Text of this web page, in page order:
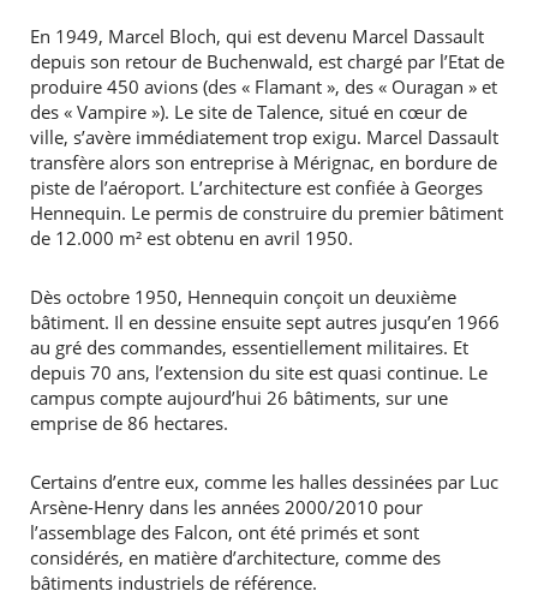
RECHERCHER ...
En 1949, Marcel Bloch, qui est devenu Marcel Dassault
depuis son retour de Buchenwald, est chargé par l’Etat de
produire 450 avions (des « Flamant », des « Ouragan » et
des « Vampire »). Le site de Talence, situé en cœur de
ville, s’avère immédiatement trop exigu. Marcel Dassault
transfère alors son entreprise à Mérignac, en bordure de
piste de l’aéroport. L’architecture est confiée à Georges
Hennequin. Le permis de construire du premier bâtiment
de 12.000 m² est obtenu en avril 1950.
Dès octobre 1950, Hennequin conçoit un deuxième
bâtiment. Il en dessine ensuite sept autres jusqu’en 1966
au gré des commandes, essentiellement militaires. Et
depuis 70 ans, l’extension du site est quasi continue. Le
campus compte aujourd’hui 26 bâtiments, sur une
emprise de 86 hectares.
Certains d’entre eux, comme les halles dessinées par Luc
Arsène-Henry dans les années 2000/2010 pour
l’assemblage des Falcon, ont été primés et sont
considérés, en matière d’architecture, comme des
bâtiments industriels de référence.